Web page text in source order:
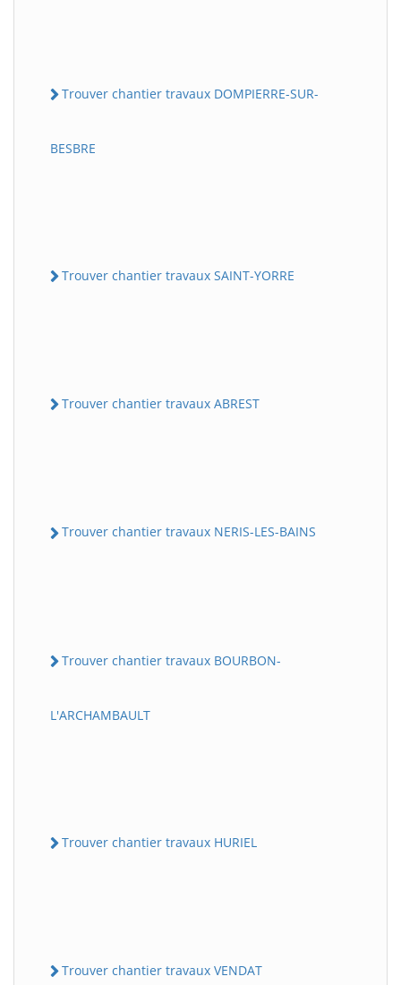
Trouver chantier travaux DOMPIERRE-SUR-
BESBRE
Trouver chantier travaux SAINT-YORRE
Trouver chantier travaux ABREST
Trouver chantier travaux NERIS-LES-BAINS
Trouver chantier travaux BOURBON-
L'ARCHAMBAULT
Trouver chantier travaux HURIEL
Trouver chantier travaux VENDAT